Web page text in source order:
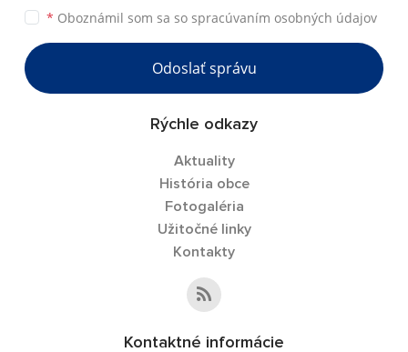
* Oboznámil som sa so spracúvaním osobných údajov
Odoslať správu
Rýchle odkazy
Aktuality
História obce
Fotogaléria
Užitočné linky
Kontakty
Kontaktné informácie